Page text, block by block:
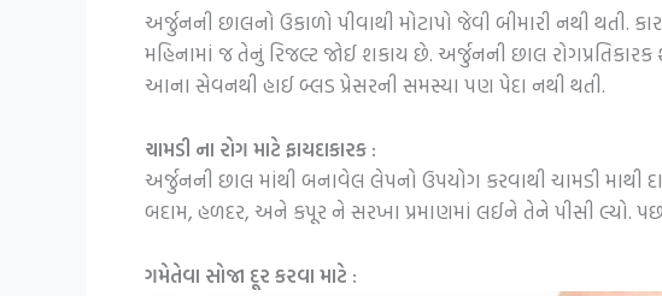
અર્જુનની છાલનો ઉકાળો પીવાથી મોટાપો જેવી બીમારી નથી
મહિનામાં જ તેનું રિજલ્ટ જોઈ શકાય છે. અર્જુનની છાલ
આના સેવનથી હાઈ બ્લડ પ્રેસરની સમસ્યા પણ પેદા નથી થતી.
ચામડી ના રોગ માટે ફાયદાકારક :
અર્જુનની છાલ માંથી બનાવેલ લેપનો ઉપયોગ કરવાથી ચામડી
બદામ, હળદર, અને કપૂર ને સરખા પ્રમાણમાં લઈને તેને પીસી લ્યો.
ગમેતેવા સોજા દૂર કરવા માટે :